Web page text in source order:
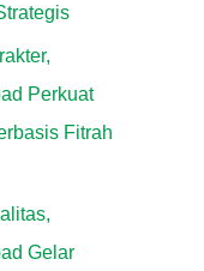
Perkuat
Fitrah
Gelar